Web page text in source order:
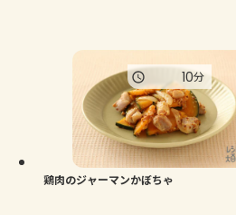
鶏肉のジャーマンかぼちゃ
10分